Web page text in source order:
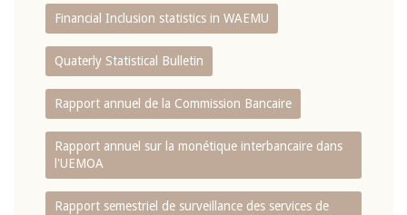
Financial Inclusion statistics in WAEMU
Quaterly Statistical Bulletin
Rapport annuel de la Commission Bancaire
Rapport annuel sur la monétique interbancaire dans
l'UEMOA
Rapport semestriel de surveillance des services de